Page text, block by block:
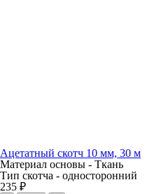
Ацетатный скотч 10 мм, 30 м
Материал основы - Ткань
Тип скотча - односторонний
235 ₽